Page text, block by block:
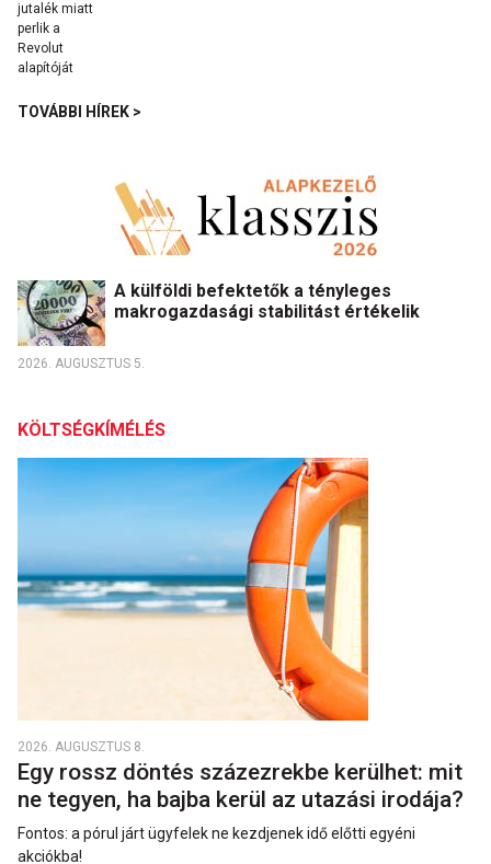
TOVÁBBI HÍREK >
A külföldi befektetők a tényleges
makrogazdasági stabilitást értékelik
2026. AUGUSZTUS 5.
KÖLTSÉGKÍMÉLÉS
2026. AUGUSZTUS 8.
Egy rossz döntés százezrekbe kerülhet: mit
ne tegyen, ha bajba kerül az utazási irodája?
Fontos: a pórul járt ügyfelek ne kezdjenek idő előtti egyéni
akciókba!